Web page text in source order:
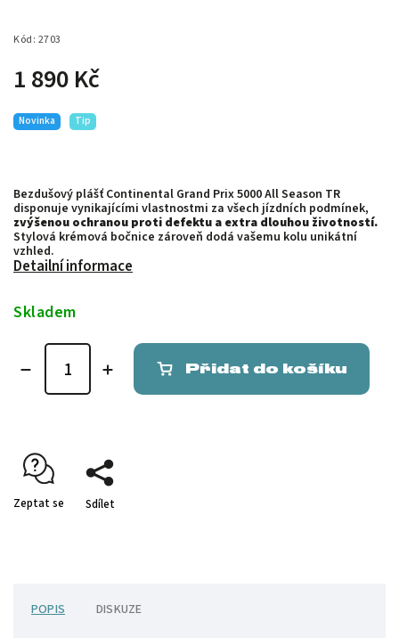
Kód: 2703
1 890 Kč
Bezdušový plášť Continental Grand Prix 5000 All Season TR
disponuje vynikajícími vlastnostmi za všech jízdních podmínek,
zvýšenou ochranou proti defektu a extra dlouhou životností.
Stylová krémová bočnice zároveň dodá vašemu kolu unikátní
vzhled.
Detailní informace
Novinka Tip
Skladem
Přidat do košíku
Zeptat se Sdílet
POPIS DISKUZE